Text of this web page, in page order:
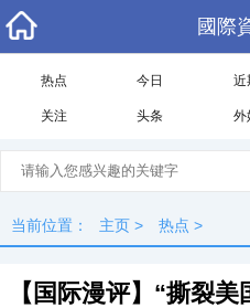
國際
热点 今日 近
关注 头条 外
当前位置： 主页 > 热点 >
【国际漫评】“撕裂